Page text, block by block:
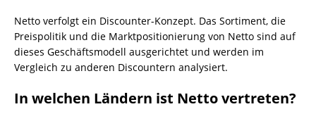
Netto verfolgt ein Discounter-Konzept. Das Sortiment, die
Preispolitik und die Marktpositionierung von Netto sind auf
dieses Geschäftsmodell ausgerichtet und werden im
Vergleich zu anderen Discountern analysiert.
In welchen Ländern ist Netto vertreten?